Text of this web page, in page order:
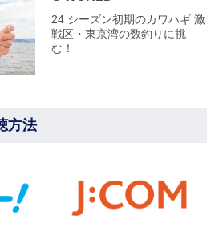
24 シーズン初期のカワハギ 激
戦区・東京湾の数釣りに挑
む！
方法